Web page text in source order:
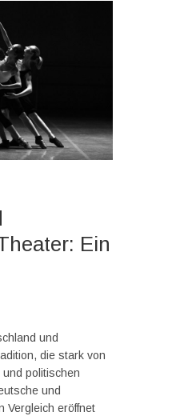
Ein
und
die stark von
politischen
und
Vergleich eröffnet